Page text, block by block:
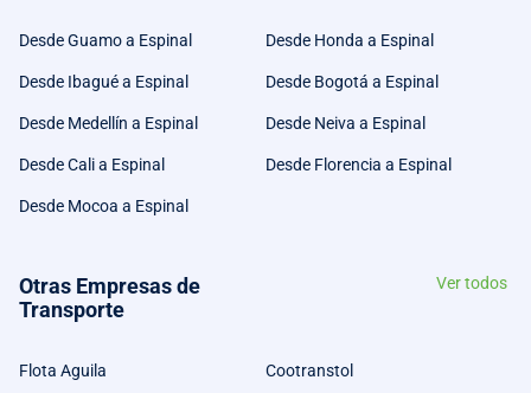
Desde Guamo a Espinal Desde Honda a Espinal
Desde Ibagué a Espinal Desde Bogotá a Espinal
Desde Medellín a Espinal Desde Neiva a Espinal
Desde Cali a Espinal Desde Florencia a Espinal
Desde Mocoa a Espinal
Otras Empresas de
Transporte
Ver todos
Flota Aguila Cootranstol